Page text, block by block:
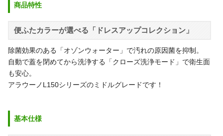
商品特性
便ふたカラーが選べる「ドレスアップコレクション」
除菌効果のある「オゾンウォーター」で汚れの原因菌を抑制。
自動で蓋を閉めてから洗浄する「クローズ洗浄モード」で衛生面
も安心。
アラウーノL150シリーズのミドルグレードです！
基本仕様